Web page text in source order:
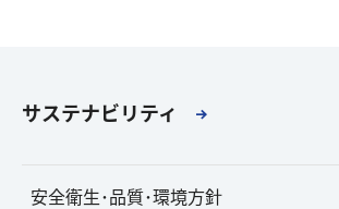
サステナビリティ
安全衛生･品質･環境方針